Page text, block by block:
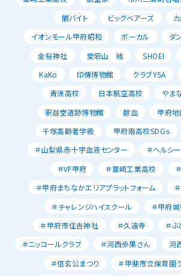
闇バイト
ビッグベアーズ
イオンモール甲府昭和
ボーカル ダ
金桜神社
愛宕山 結 SHOEI
KaKo
印傳博物館 クラブYSA
青洲高校
日本航空高校
やま
釈迦堂遺跡博物館
献血
甲府
千塚高齢者学級
甲府南高校SDGｓ
＃山梨県赤十字血液センター
＃ヘルシ
＃VF甲府
＃韮崎工業高校
＃甲府まちなかエリアプラットフォーム
＃チャレンジハイスクール
＃甲府
＃甲府市住吉神社
＃久遠寺
＃
＃ニッコールクラブ
＃河西歩果さん 河
＃信玄公まつり
＃甲斐市立保育園